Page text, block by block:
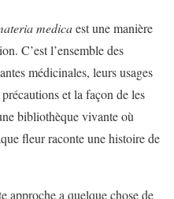
medicaest une manière
C’est l’ensemble des
médicinales, leurs usages
et la façon de les
bibliothèque vivante où
fleur raconte une histoire de
approche a quelque chose de